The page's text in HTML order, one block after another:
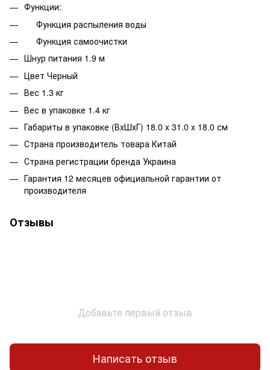
Функции:
Функция распыления воды
Функция самоочистки
Шнур питания 1.9 м
Цвет Черный
Вес 1.3 кг
Вес в упаковке 1.4 кг
Габариты в упаковке (ВхШхГ) 18.0 x 31.0 x 18.0 см
Страна производитель товара Китай
Страна регистрации бренда Украина
Гарантия 12 месяцев официальной гарантии от
производителя
Отзывы
Добавьте первый отзыв
Написать отзыв